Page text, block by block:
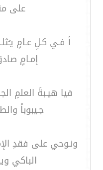
على
أ فـي كـلِ عـامٍ
إمـامٍ
فيا هيـبةَ العلمِ
جـيبوباً
ونـوحي على فقدِ
الباكي